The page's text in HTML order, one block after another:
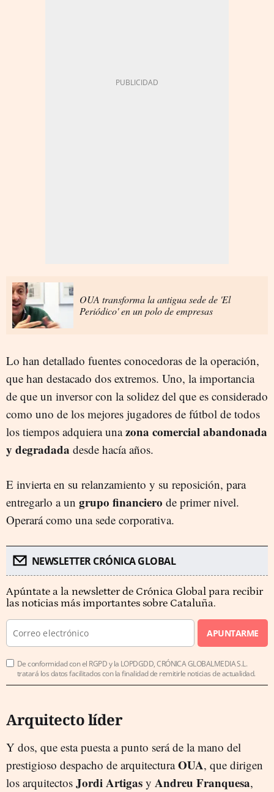
OUA transforma la antigua sede de 'El
Periódico' en un polo de empresas
Lo han detallado fuentes conocedoras de la operación,
que han destacado dos extremos. Uno, la importancia
de que un inversor con la solidez del que es considerado
como uno de los mejores jugadores de fútbol de todos
los tiempos adquiera unazona comercial abandonada
y degradada desde hacía años.
E invierta en su relanzamiento y su reposición, para
entregarlo a un grupo financiero de primer nivel.
Operará como una sede corporativa.
NEWSLETTER CRÓNICA GLOBAL
Apúntate a la newsletter de Crónica Global para recibir
las noticias más importantes sobre Cataluña.
APUNTARME
De conformidad con el RGPD y la LOPDGDD, CRÓNICA GLOBALMEDIA S.L.
tratará los datos facilitados con la finalidad de remitirle noticias de actualidad.
Arquitecto líder
Y dos, que esta puesta a punto será de la mano del
prestigioso despacho de arquitecturaOUA, que dirigen
los arquitectos Jordi Artigas y Andreu Franquesa,